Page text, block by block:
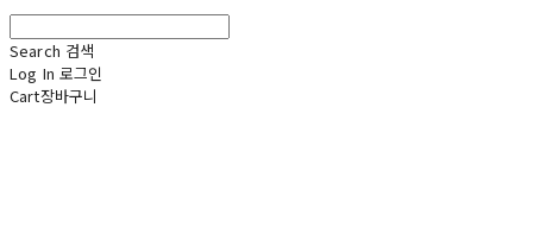
Search 검색
Log In 로그인
Cart장바구니